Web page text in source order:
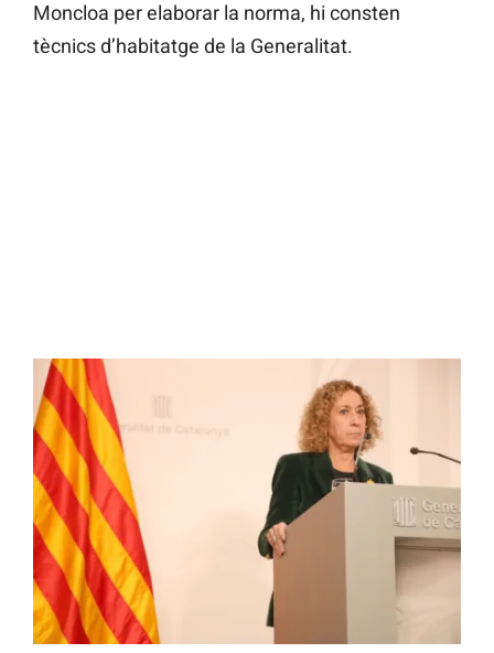
Moncloa per elaborar la norma, hi consten
tècnics d’habitatge de la Generalitat.